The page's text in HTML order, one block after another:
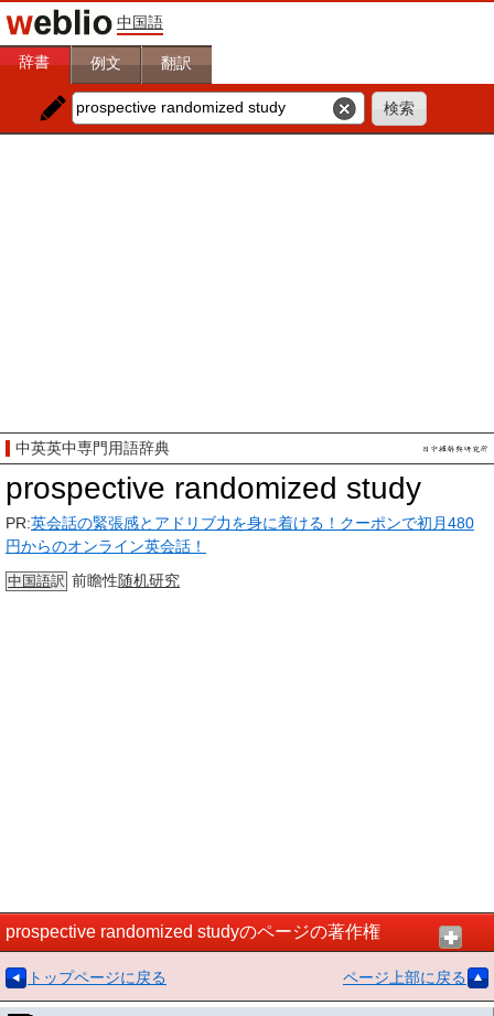
中国語
辞書 例文 翻訳
中英英中専門用語辞典
prospective randomized study
PR:英会話の緊張感とアドリブ力を身に着ける！クーポンで初月480
円からのオンライン英会話！
中国語訳 前瞻性随机研究
prospective randomized studyのページの著作権
トップページに戻る ページ上部に戻る